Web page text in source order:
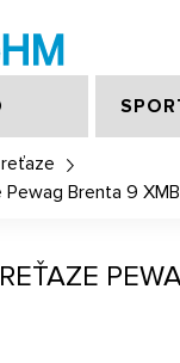
Brenta 9